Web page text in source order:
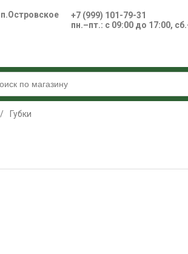
п.Островское
+7 (999) 101-79-31
пн.–пт.: с 09:00 до 17:00,
/ Губки